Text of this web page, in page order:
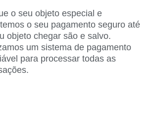
o seu objeto especial e
o seu pagamento seguro até
objeto chegar são e salvo.
um sistema de pagamento
para processar todas as